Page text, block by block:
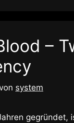
–
system
gegründet,